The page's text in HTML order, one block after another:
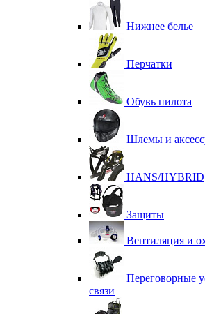
Нижнее белье
Перчатки
Обувь пилота
Шлемы и
HANS/HYBRID
Защиты
Вентиляция и
Переговорные
связи